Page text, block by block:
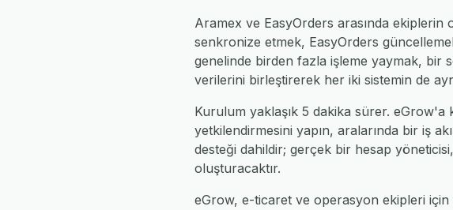
Aramex ve EasyOrders arasında ekiplerin
senkronize etmek, EasyOrders
genelinde birden fazla işleme yaymak,
verilerini birleştirerek her iki sistemin de
Kurulum yaklaşık 5 dakika sürer.
yetkilendirmesini yapın, aralarında bir iş
desteği dahildir; gerçek bir hesap
oluşturacaktır.
eGrow, e-ticaret ve operasyon ekipleri